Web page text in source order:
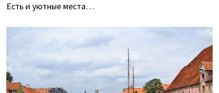
Есть и уютные места…